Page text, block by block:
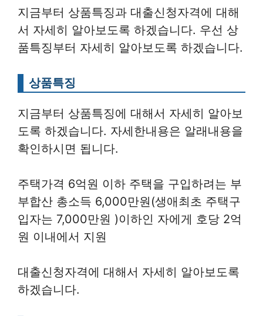
지금부터 상품특징과 대출신청자격에 대해
서 자세히 알아보도록 하겠습니다. 우선 상
품특징부터 자세히 알아보도록 하겠습니다.
상품특징
지금부터 상품특징에 대해서 자세히 알아보
도록 하겠습니다. 자세한내용은 알래내용을
확인하시면 됩니다.
주택가격 6억원 이하 주택을 구입하려는 부
부합산 총소득 6,000만원(생애최초 주택구
입자는 7,000만원 )이하인 자에게 호당 2억
원 이내에서 지원
대출신청자격에 대해서 자세히 알아보도록
하겠습니다.